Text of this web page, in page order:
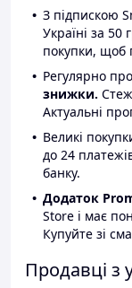
З підпискою
Україні за 50
покупки, щоб
Регулярно
знижки.
Актуальні
Великі
до 24
банку.
Додаток
Store і має
Купуйте зі
Продавці з